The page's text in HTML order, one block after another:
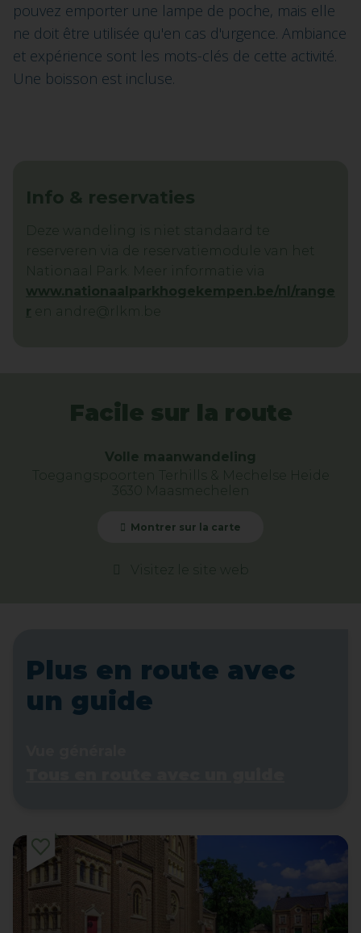
pouvez emporter une lampe de poche, mais elle
ne doit être utilisée qu'en cas d'urgence. Ambiance
et expérience sont les mots-clés de cette activité.
Une boisson est incluse.
Info & reservaties
Deze wandeling is niet standaard te
reserveren via de reservatiemodule van het
Nationaal Park. Meer informatie via
www.nationaalparkhogekempen.be/nl/range
r en andre@rlkm.be
Facile sur la route
Volle maanwandeling
Toegangspoorten Terhills & Mechelse Heide
3630 Maasmechelen
Montrer sur la carte
Visitez le site web
Plus en route avec
un guide